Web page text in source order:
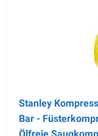
Stanley
Bar -